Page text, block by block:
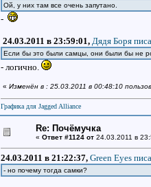
Ой, у них там все очень запутано.
-
24.03.2011 в 23:59:01, Дядя Боря
Если бы это были самцы, они были бы не
- логично.
« Изменён в : 25.03.2011 в 00:48:10
Графика для Jagged Alliance
Re: Почёмучка
« Ответ #1124 от24.03.2011 в
24.03.2011 в 21:22:37, Green Eyes
- но почему тогда самки?